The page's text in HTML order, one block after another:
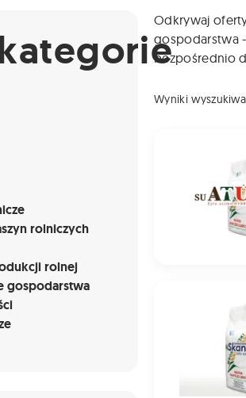
rolniczych
rolnej
gospodarstwa
Odkrywaj
gospodarstwa
bezpośrednio
Wyniki